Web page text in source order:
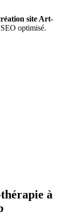
site Art-
optimisé.
à